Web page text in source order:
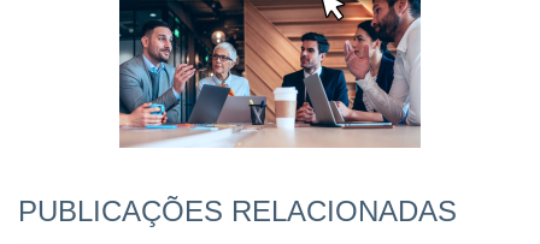
PUBLICAÇÕES RELACIONADAS